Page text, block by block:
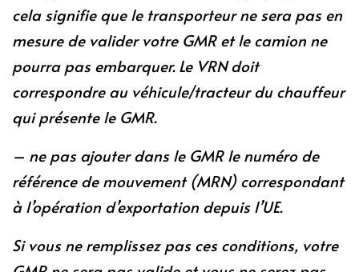
cela signifie que le transporteur ne sera pas en
mesure de valider votre GMR et le camion ne
pourra pas embarquer. Le VRN doit
correspondre au véhicule/tracteur du chauffeur
qui présente le GMR.
– ne pas ajouter dans le GMR le numéro de
référence de mouvement (MRN) correspondant
à l’opération d’exportation depuis l’UE.
Si vous ne remplissez pas ces conditions, votre